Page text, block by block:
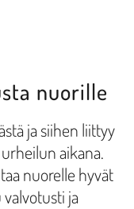
nuorille
ja siihen liittyy
aikana.
nuorelle hyvät
ja